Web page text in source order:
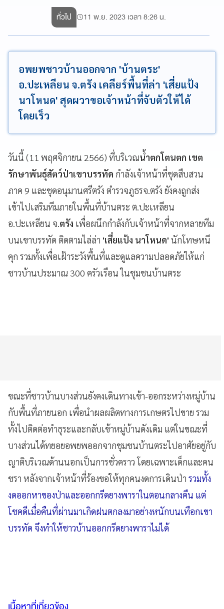
ทั่วไป 11 พ.ย. 2023 เวลา 8:26 น.
อพยพชาวบ้านออกจาก 'บ้านตระ'
อ.ปะเหลียน จ.ตรัง เคลียร์พื้นที่ล่า 'เสี่ยแป้ง
นาโหนด' สุดผวาขอเจ้าหน้าที่จับตัวให้ได้
โดยเร็ว
วันนี้ (11 พฤศจิกายน 2566) ที่บริเวณน้ำตกโตนตก เขต
รักษาพันธุ์สัตว์ป่าเขาบรรทัด กำลังเจ้าหน้าที่ชุดสืบสวน
ภาค 9 และชุดอนุมานศรีตรัง ตำรวจภูธรจ.ตรัง ยังคงถูกส่ง
เข้าไปเสริมทีมภายในพื้นที่บ้านตระ ต.ปะเหลียน
อ.ปะเหลียน จ.ตรัง เพื่อผนึกกำลังกับเจ้าหน้าที่จากหลายทีม
บนเขาบรรทัด ติดตามไล่ล่า 'เสี่ยแป้ง นาโหนด' นักโทษหนี
คุก รวมทั้งเพื่อเฝ้าระวังพื้นที่และดูแลความปลอดภัยให้แก่
ชาวบ้านประมาณ 300 ครัวเรือน ในชุมชนบ้านตระ
ขณะที่ชาวบ้านบางส่วนยังคงเดินทางเข้า-ออกระหว่างหมู่บ้าน
กับพื้นที่ภายนอก เพื่อนำผลผลิตทางการเกษตรไปขาย รวม
ทั้งไปติดต่อทำธุระและกลับเข้าหมู่บ้านดังเดิม แต่ในขณะที่
บางส่วนได้ทยอยอพยพออกจากชุมชนบ้านตระไปอาศัยอยู่กับ
ญาติบริเวณด้านนอกเป็นการชั่วคราว โดยเฉพาะเด็กและคน
ชรา หลังจากเจ้าหน้าที่ร้องขอให้ทุกคนงดการเดินป่า รวมทั้ง
งดออกหาของป่าและออกกรีดยางพาราในตอนกลางคืน แต่
โชคดีเมื่อคืนที่ผ่านมาเกิดฝนตกลงมาอย่างหนักบนเทือกเขา
บรรทัด จึงทำให้ชาวบ้านออกกรีดยางพาราไม่ได้